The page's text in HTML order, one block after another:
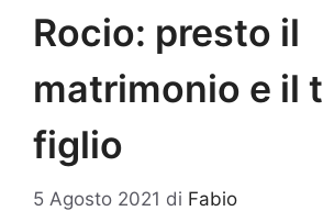
Rocio: presto il
matrimonio e il
figlio
5 Agosto 2021 di Fabio